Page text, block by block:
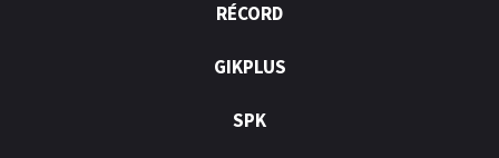
RÉCORD
GIKPLUS
SPK